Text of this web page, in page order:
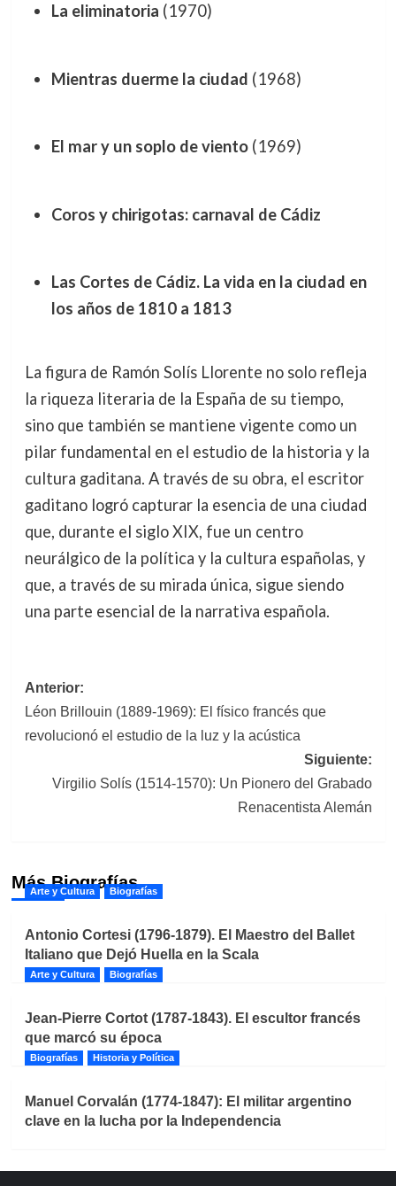
La eliminatoria (1970)
Mientras duerme la ciudad (1968)
El mar y un soplo de viento(1969)
Coros y chirigotas: carnaval de Cádiz
Las Cortes de Cádiz. La vida en la ciudad en
los años de 1810 a 1813
La figura de Ramón Solís Llorente no solo refleja
la riqueza literaria de la España de su tiempo,
sino que también se mantiene vigente como un
pilar fundamental en el estudio de la historia y la
cultura gaditana. A través de su obra, el escritor
gaditano logró capturar la esencia de una ciudad
que, durante el siglo XIX, fue un centro
neurálgico de la política y la cultura españolas, y
que, a través de su mirada única, sigue siendo
una parte esencial de la narrativa española.
Navegación
de
Anterior:
Léon Brillouin (1889-1969): El físico francés que
revolucionó el estudio de la luz y la acústica
Siguiente:
Virgilio Solís (1514-1570): Un Pionero del Grabado
Renacentista Alemán
Más Biografías
Arte y Cultura Biografías
Antonio Cortesi (1796-1879). El Maestro del Ballet
Italiano que Dejó Huella en la Scala
Arte y Cultura Biografías
Jean-Pierre Cortot (1787-1843). El escultor francés
que marcó su época
Biografías Historia y Política
Manuel Corvalán (1774-1847): El militar argentino
clave en la lucha por la Independencia